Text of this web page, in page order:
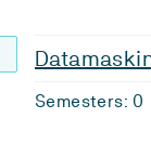
Semesters: 0